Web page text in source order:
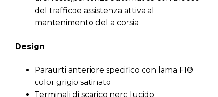
del trafficoe assistenza attiva al
mantenimento della corsia
Design
Paraurti anteriore specifico con lama F1®
color grigio satinato
Terminali di scarico nero lucido